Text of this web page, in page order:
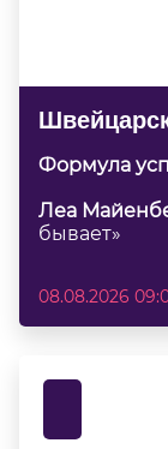
Формула
Леа
бывает»
08.08.2026